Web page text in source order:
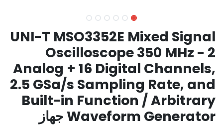
UNI-T MSO3352E Mixed Signal
Oscilloscope 350 MHz - 2
Analog + 16 Digital Channels,
2.5 GSa/s Sampling Rate, and
Built-in Function / Arbitrary
Waveform Generator جهاز